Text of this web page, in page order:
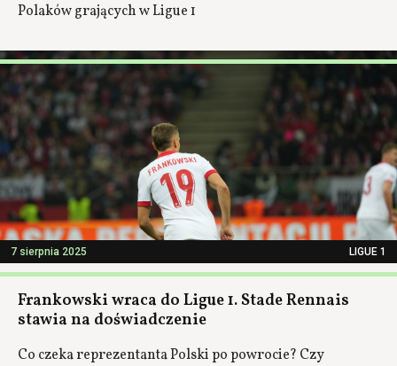
Polaków grających w Ligue 1
7 sierpnia 2025 LIGUE 1
Frankowski wraca do Ligue 1. Stade Rennais
stawia na doświadczenie
Co czeka reprezentanta Polski po powrocie? Czy